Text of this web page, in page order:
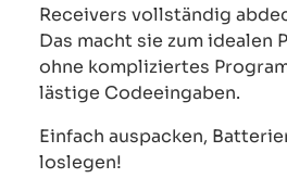
Receivers vollständig
Das macht sie zum idealen
ohne kompliziertes
lästige Codeeingaben.
Einfach auspacken,
loslegen!